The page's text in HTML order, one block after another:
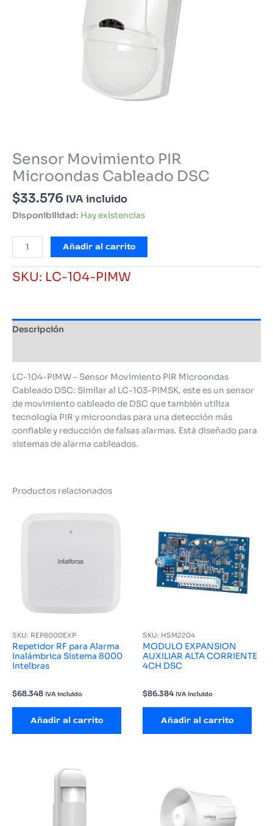
Sensor Movimiento PIR
Microondas Cableado DSC
$33.576 IVA incluido
Disponibilidad: Hay existencias
Sensor
Movimiento
PIR
Microondas
cantidad
Añadir al carrito
SKU: LC-104-PIMW
Descripción
LC-104-PIMW – Sensor Movimiento PIR Microondas
Cableado DSC: Similar al LC-103-PIMSK, este es un sensor
de movimiento cableado de DSC que también utiliza
tecnología PIR y microondas para una detección más
confiable y reducción de falsas alarmas. Está diseñado para
sistemas de alarma cableados.
Productos relacionados
SKU: REP8000EXP
Repetidor RF para Alarma
Inalámbrica Sistema 8000
Intelbras
$68.348 IVA incluido
Añadir al carrito
SKU: HSM2204
MODULO EXPANSION
AUXILIAR ALTA CORRIENTE
4CH DSC
$86.384 IVA incluido
Añadir al carrito